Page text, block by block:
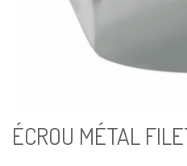
ÉCROU MÉTAL